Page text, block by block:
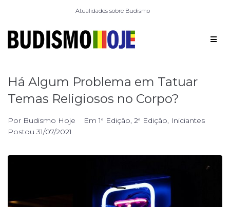
Atualidades sobre Budismo
Há Algum Problema em Tatuar
Temas Religiosos no Corpo?
Por Budismo Hoje Em1ª Edição, 2ª Edição, Iniciantes
Postou 31/07/2021